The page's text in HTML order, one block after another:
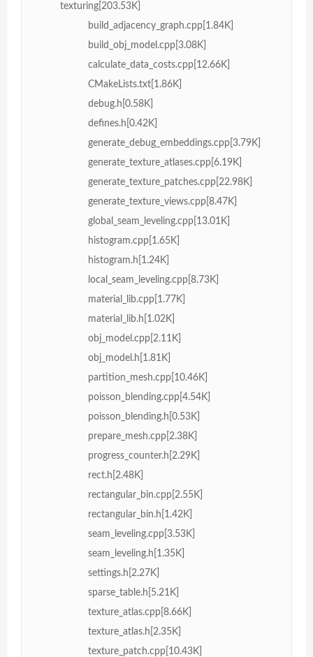
texturing[203.53K]
build_adjacency_graph.cpp[1.84K]
build_obj_model.cpp[3.08K]
calculate_data_costs.cpp[12.66K]
CMakeLists.txt[1.86K]
debug.h[0.58K]
defines.h[0.42K]
generate_debug_embeddings.cpp[3.79K]
generate_texture_atlases.cpp[6.19K]
generate_texture_patches.cpp[22.98K]
generate_texture_views.cpp[8.47K]
global_seam_leveling.cpp[13.01K]
histogram.cpp[1.65K]
histogram.h[1.24K]
local_seam_leveling.cpp[8.73K]
material_lib.cpp[1.77K]
material_lib.h[1.02K]
obj_model.cpp[2.11K]
obj_model.h[1.81K]
partition_mesh.cpp[10.46K]
poisson_blending.cpp[4.54K]
poisson_blending.h[0.53K]
prepare_mesh.cpp[2.38K]
progress_counter.h[2.29K]
rect.h[2.48K]
rectangular_bin.cpp[2.55K]
rectangular_bin.h[1.42K]
seam_leveling.cpp[3.53K]
seam_leveling.h[1.35K]
settings.h[2.27K]
sparse_table.h[5.21K]
texture_atlas.cpp[8.66K]
texture_atlas.h[2.35K]
texture_patch.cpp[10.43K]